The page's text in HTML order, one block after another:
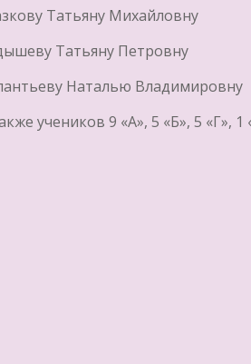
Татьяну Михайловну
Татьяну Петровну
Наталью Владимировну
учеников 9 «А», 5 «Б», 5 «Г», 1